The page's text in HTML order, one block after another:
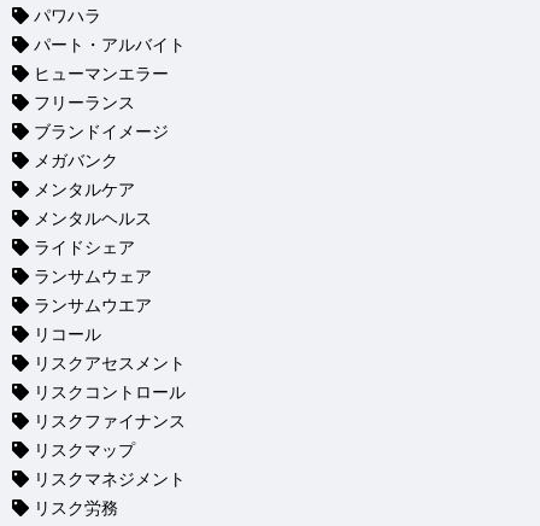
パワハラ
パート・アルバイト
ヒューマンエラー
フリーランス
ブランドイメージ
メガバンク
メンタルケア
メンタルヘルス
ライドシェア
ランサムウェア
ランサムウエア
リコール
リスクアセスメント
リスクコントロール
リスクファイナンス
リスクマップ
リスクマネジメント
リスク労務